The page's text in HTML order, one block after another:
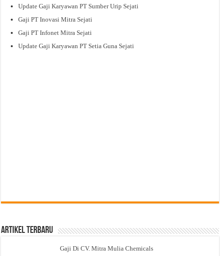
Update Gaji Karyawan PT Sumber Urip Sejati
Gaji PT Inovasi Mitra Sejati
Gaji PT Infonet Mitra Sejati
Update Gaji Karyawan PT Setia Guna Sejati
Artikel Terbaru
Gaji Di CV. Mitra Mulia Chemicals